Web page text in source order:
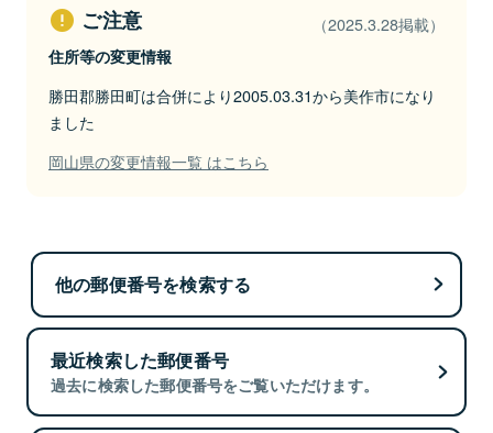
ご注意 （2025.3.28掲載）
住所等の変更情報
勝田郡勝田町は合併により2005.03.31から美作市になり
ました
岡山県の変更情報一覧 はこちら
他の郵便番号を検索する
最近検索した郵便番号
過去に検索した郵便番号をご覧いただけます。